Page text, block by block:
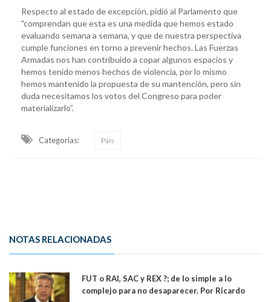
Respecto al estado de excepción, pidió al Parlamento que
"comprendan que esta es una medida que hemos estado
evaluando semana a semana, y que de nuestra perspectiva
cumple funciones en torno a prevenir hechos. Las Fuerzas
Armadas nos han contribuido a copar algunos espacios y
hemos tenido menos hechos de violencia, por lo mismo
hemos mantenido la propuesta de su mantención, pero sin
duda necesitamos los votos del Congreso para poder
materializarlo”.
Categorias: País
NOTAS RELACIONADAS
FUT o RAI, SAC y REX ?; de lo simple a lo
complejo para no desaparecer. Por Ricardo